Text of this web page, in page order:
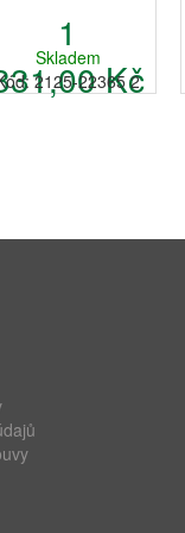
1
Kč
Skladem
2125-22365 2